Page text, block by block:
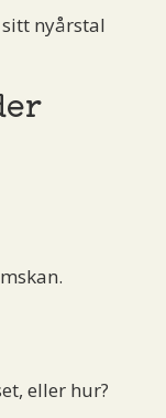
nyårstal
eller hur?